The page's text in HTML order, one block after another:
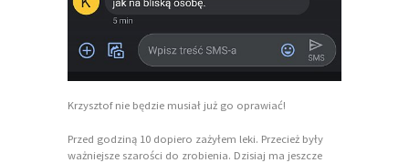
Krzysztof nie będzie musiał już go oprawiać!
Przed godziną 10 dopiero zażyłem leki. Przecież były
ważniejsze szarości do zrobienia. Dzisiaj ma jeszcze